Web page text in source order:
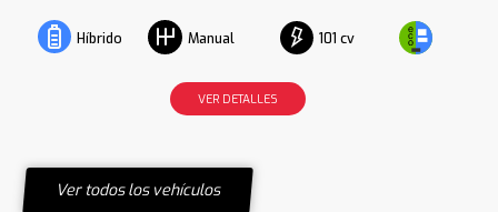
Híbrido Manual 101 cv
VER DETALLES
Ver todos los vehículos